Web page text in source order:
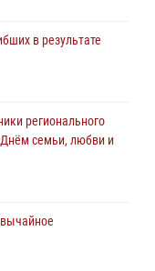
в результате
регионального
Днём семьи, любви и